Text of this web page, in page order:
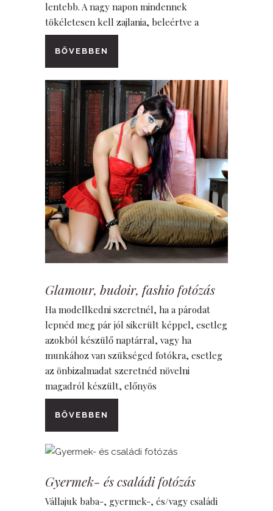
lentebb. A nagy napon mindennek
tökéletesen kell zajlania, beleértve a
BŐVEBBEN
Glamour, budoir, fashio fotózás
Ha modellkedni szeretnél, ha a párodat
lepnéd meg pár jól sikerült képpel, esetleg
azokból készülő naptárral, vagy ha
munkához van szükséged fotókra, esetleg
az önbizalmadat szeretnéd növelni
magadról készült, előnyös
BŐVEBBEN
Gyermek- és családi fotózás
Vállajuk baba-, gyermek-, és/vagy családi